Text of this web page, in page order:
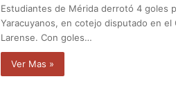
Estudiantes de Mérida derrotó 4 goles
Yaracuyanos, en cotejo disputado en el
Larense. Con goles…
Ver Mas »